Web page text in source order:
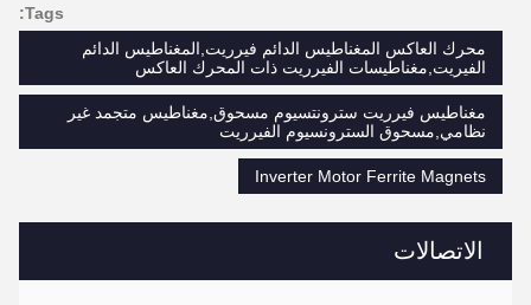
الاتصالات
Tags:
محرك العاكس المغناطيس الدائم فيرريت,المغناطيس الدائم
الفيريت,مغناطيسات الفيرريت ذات المحرك العاكس
مغناطيس فيرريت سترونتسيوم مسحوق,مغناطيس متجمد غير
نظامي,مسحوق السترونسيوم الفيرريت
Inverter Motor Ferrite Magnets